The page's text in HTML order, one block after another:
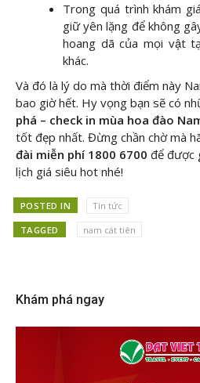
Trong quá trình khám
giữ yên lặng để không
hoang dã của mọi vật
khác.
Và đó là lý do mà thời điểm này
bao giờ hết. Hy vọng bạn sẽ có
phá – check in mùa hoa đào
tốt đẹp nhất. Đừng chần chờ mà
đài miễn phí 1800 6700 để được
lịch giá siêu hot nhé!
POSTED IN Tin tức
TAGGED nam cát tiên
Khám phá ngay